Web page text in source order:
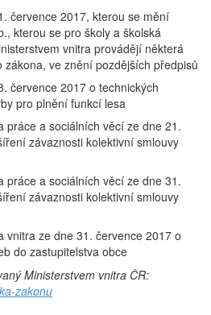
července 2017, kterou se mění
kterou se pro školy a školská
vnitra provádějí některá
zákona, ve znění pozdějších předpisů
července 2017 o technických
pro plnění funkcí lesa
práce a sociálních věcí ze dne 21.
závaznosti kolektivní smlouvy
práce a sociálních věcí ze dne 31.
závaznosti kolektivní smlouvy
vnitra ze dne 31. července 2017 o
do zastupitelstva obce
Ministerstvem vnitra ČR:
zakonu